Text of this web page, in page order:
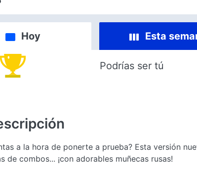
Hoy Esta
Podrías ser tú
a la hora de ponerte a prueba? Esta versión
de combos... ¡con adorables muñecas rusas!